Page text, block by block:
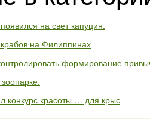
на свет капуцин.
на Филиппинах
формирование
красоты … для крыс